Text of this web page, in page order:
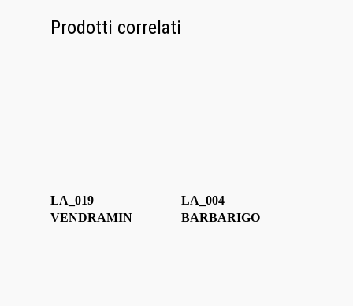
Prodotti correlati
LA_019
VENDRAMIN
LA_004
BARBARIGO